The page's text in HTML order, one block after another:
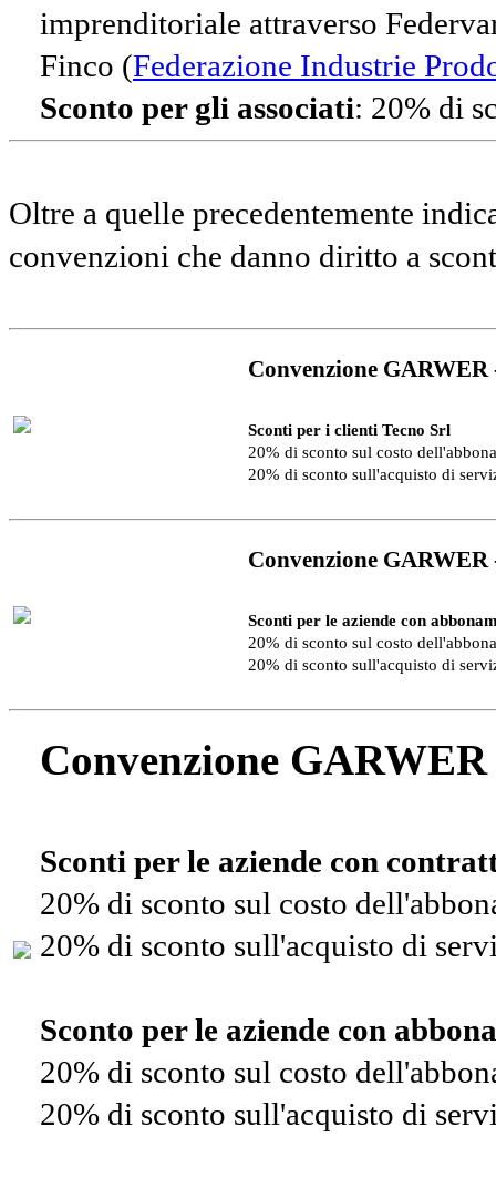
imprenditoriale attraverso
Finco (Federazione Industrie
Sconto per gli associati: 20% di
Oltre a quelle precedentemente
convenzioni che danno diritto a
Convenzione
Sconti per i clienti Tecno Srl
20% di sconto sul costo
20% di sconto sull'acquisto di
Convenzione
Sconti per le aziende con
20% di sconto sul costo
20% di sconto sull'acquisto di
Convenzione
Sconti per le aziende con
20% di sconto sul costo
20% di sconto sull'acquisto di
Sconto per le aziende con
20% di sconto sul costo
20% di sconto sull'acquisto di